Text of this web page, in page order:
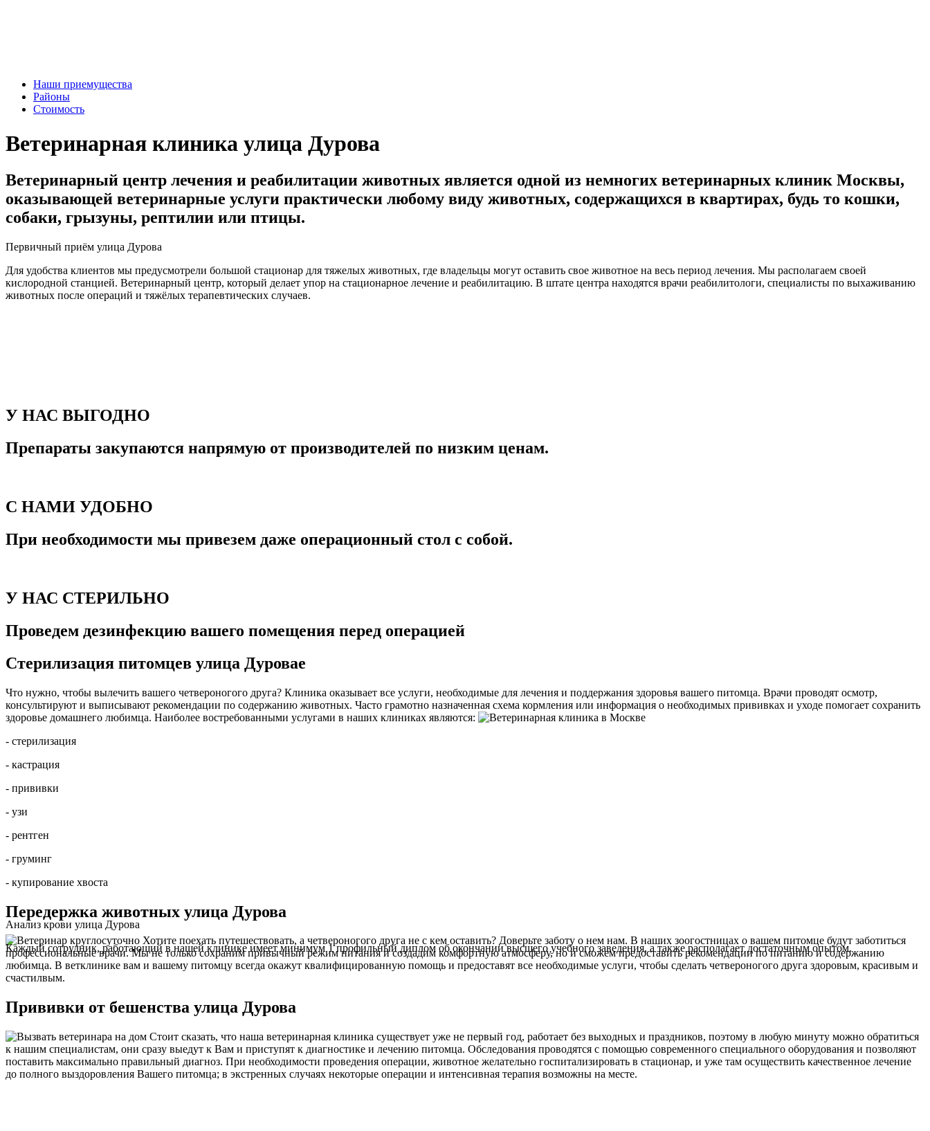
Наши приемущества
Районы
Стоимость
Ветеринарная клиника улица Дурова
Ветеринарный центр лечения и реабилитации животных является одной из немногих ветеринарных клиник Москвы,
оказывающей ветеринарные услуги практически любому виду животных, содержащихся в квартирах, будь то кошки,
собаки, грызуны, рептилии или птицы.
Первичный приём улица Дурова
Для удобства клиентов мы предусмотрели большой стационар для тяжелых животных, где владельцы могут оставить свое животное на весь период лечения. Мы располагаем своей
кислородной станцией. Ветеринарный центр, который делает упор на стационарное лечение и реабилитацию. В штате центра находятся врачи реабилитологи, специалисты по выхаживанию
животных после операций и тяжёлых терапевтических случаев.
У НАС ВЫГОДНО
Препараты закупаются напрямую от производителей по низким ценам.
С НАМИ УДОБНО
При необходимости мы привезем даже операционный стол с собой.
У НАС СТЕРИЛЬНО
Проведем дезинфекцию вашего помещения перед операцией
Стерилизация питомцев улица Дуровае
Что нужно, чтобы вылечить вашего четвероногого друга? Клиника оказывает все услуги, необходимые для лечения и поддержания здоровья вашего питомца. Врачи проводят осмотр,
консультируют и выписывают рекомендации по содержанию животных. Часто грамотно назначенная схема кормления или информация о необходимых прививках и уходе помогает сохранить
здоровье домашнего любимца. Наиболее востребованными услугами в наших клиниках являются:
- стерилизация
- кастрация
- прививки
- узи
- рентген
- груминг
- купирование хвоста
Передержка животных улица Дурова
Хотите поехать путешествовать, а четвероногого друга не с кем оставить? Доверьте заботу о нем нам. В наших зоогостницах о вашем питомце будут заботиться
профессиональные врачи. Мы не только сохраним привычный режим питания и создадим комфортную атмосферу, но и сможем предоставить рекомендации по питанию и содержанию
любимца. В ветклинике вам и вашему питомцу всегда окажут квалифицированную помощь и предоставят все необходимые услуги, чтобы сделать четвероногого друга здоровым, красивым и
счастилвым.
Прививки от бешенства улица Дурова
Стоит сказать, что наша ветеринарная клиника существует уже не первый год, работает без выходных и праздников, поэтому в любую минуту можно обратиться
к нашим специалистам, они сразу выедут к Вам и приступят к диагностике и лечению питомца. Обследования проводятся с помощью современного специального оборудования и позволяют
поставить максимально правильный диагноз. При необходимости проведения операции, животное желательно госпитализировать в стационар, и уже там осуществить качественное лечение
до полного выздоровления Вашего питомца; в экстренных случаях некоторые операции и интенсивная терапия возможны на месте.
Анализ крови улица Дурова
Каждый сотрудник, работающий в нашей клинике имеет минимум 1 профильный диплом об окончании высшего учебного заведения, а также располагает достаточным опытом.